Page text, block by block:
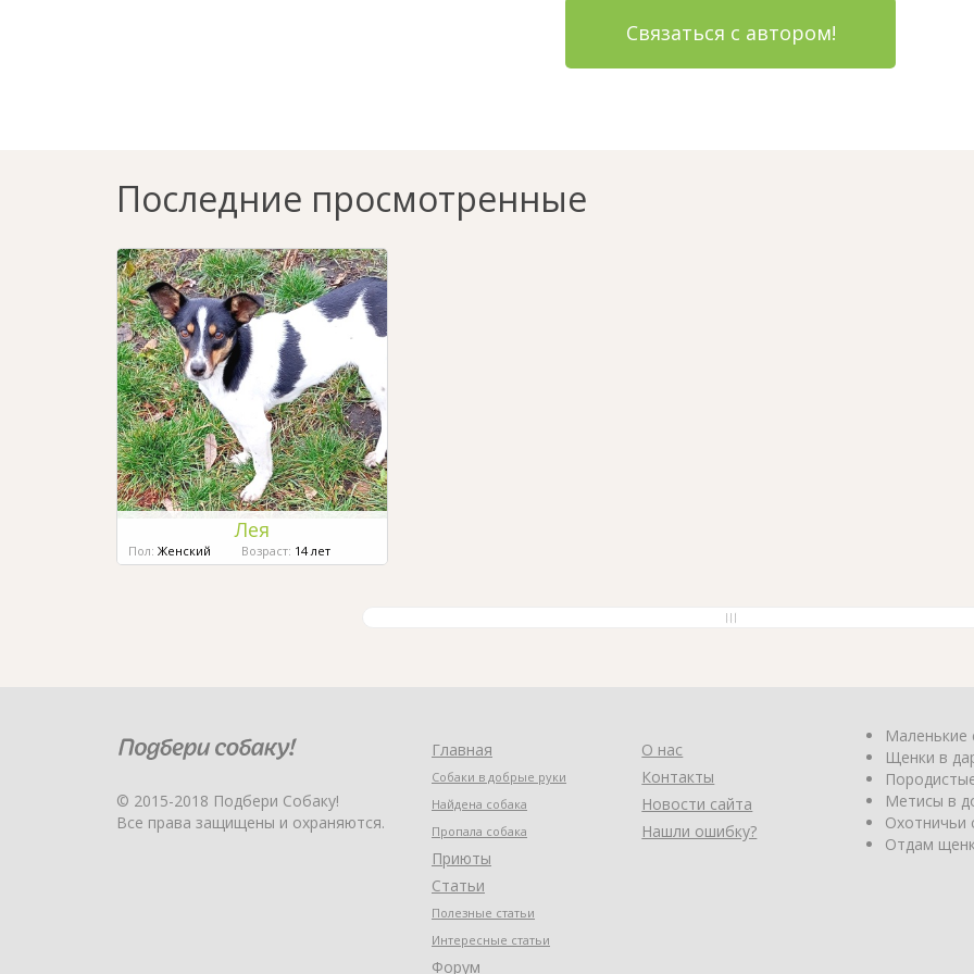
Связаться с автором!
Последние просмотренные
Лея
Пол: Женский Возраст: 14 лет
© 2015-2018 Подбери Собаку!
Все права защищены и охраняются.
Главная
Собаки в добрые руки
Найдена собака
Пропала собака
Приюты
Статьи
Полезные статьи
Интересные статьи
Форум
О нас
Контакты
Новости сайта
Нашли ошибку?
Маленькие
Щенки в
Метисы в
Охотничьи
Отдам